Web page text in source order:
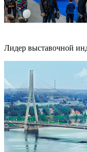
Лидер выставочной